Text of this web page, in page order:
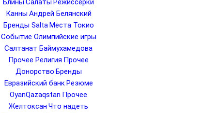
Блины Салаты Режиссерки
Канны Андрей Белянский
Бренды Salta Места Токио
Событие Олимпийские игры
Салтанат Баймухамедова
Прочее Религия Прочее
Донорство Бренды
Евразийский банк Резюме
OyanQazaqstan Прочее
Желтоксан Что надеть